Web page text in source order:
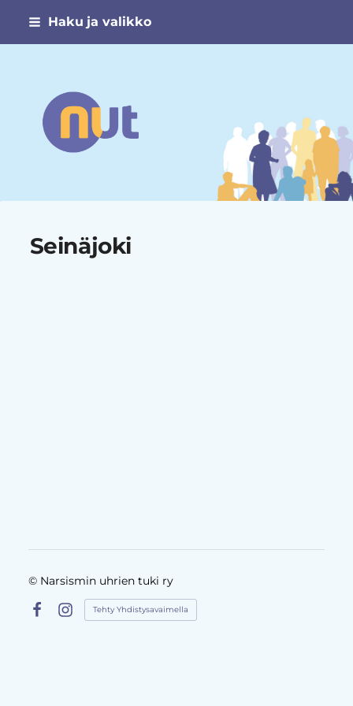
Siirry
Haku ja valikko
Narsismin uhrien tuki ry
Seinäjoki
© Narsismin uhrien tuki ry
Instagram
Tehty Yhdistysavaimella